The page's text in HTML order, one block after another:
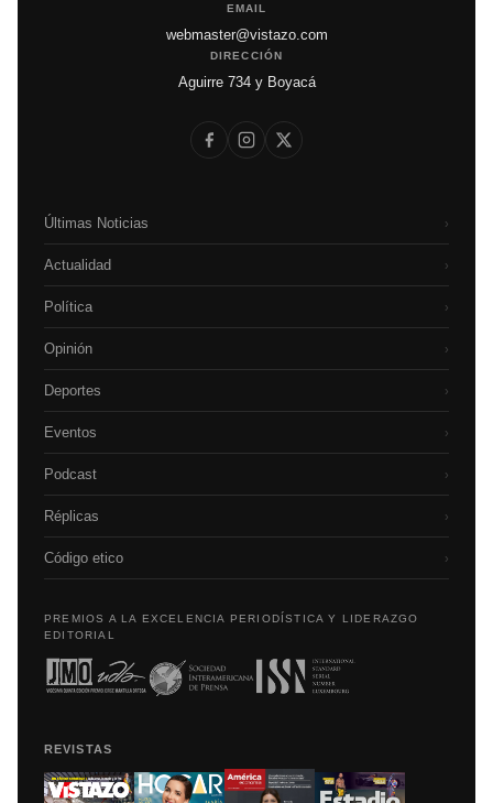
EMAIL
webmaster@vistazo.com
DIRECCIÓN
Aguirre 734 y Boyacá
Últimas Noticias ›
Actualidad ›
Política ›
Opinión ›
Deportes ›
Eventos ›
Podcast ›
Réplicas ›
Código etico ›
PREMIOS A LA EXCELENCIA PERIODÍSTICA Y LIDERAZGO
EDITORIAL
REVISTAS